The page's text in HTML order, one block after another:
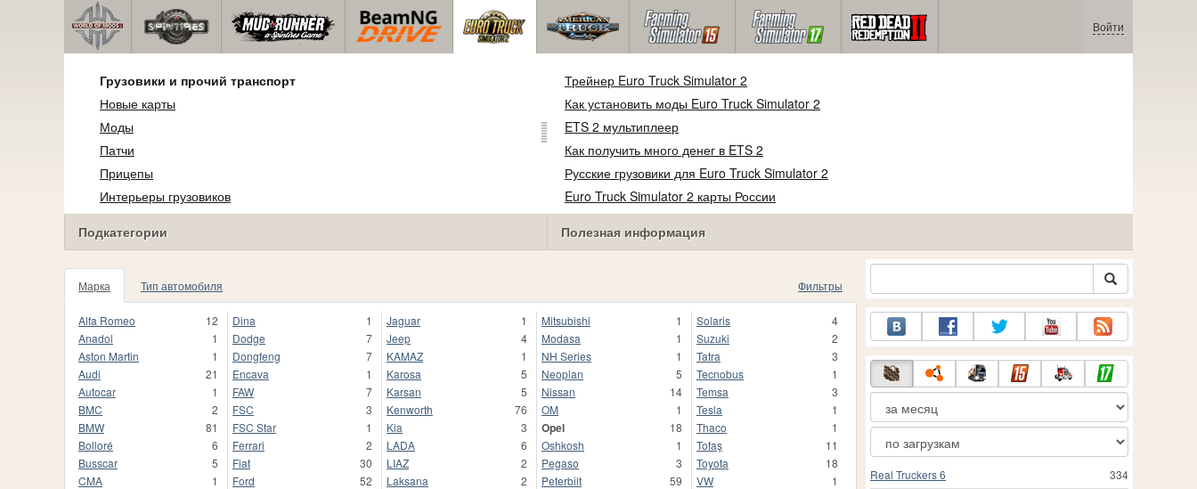
Войти
Грузовики и прочий транспорт
Новые карты
Моды
Патчи
Прицепы
Интерьеры грузовиков
Подкатегории
Трейнер Euro Truck Simulator 2
Как установить моды Euro Truck Simulator 2
ETS 2 мультиплеер
Как получить много денег в ETS 2
Русские грузовики для Euro Truck Simulator 2
Euro Truck Simulator 2 карты России
Полезная информация
Марка Тип автомобиля Фильтры
Alfa Romeo
12
Anadol
1
Aston Martin
1
Audi
21
Autocar
1
BMC
2
BMW
81
Bolloré
6
Busscar
5
CMA
1
Dina
1
Dodge
7
Dongfeng
7
Encava
1
FAW
7
FSC
3
FSC Star
1
Ferrari
2
Fiat
30
Ford
52
Jaguar
1
Jeep
4
KAMAZ
1
Karosa
5
Karsan
5
Kenworth
76
Kia
3
LADA
6
LIAZ
2
Laksana
2
Mitsubishi
1
Modasa
1
NH Series
1
Neoplan
5
Nissan
14
OM
1
Opel
18
Oshkosh
1
Pegaso
3
Peterbilt
59
Solaris
4
Suzuki
2
Tatra
3
Tecnobus
1
Temsa
3
Tesla
1
Thaco
1
Tofaş
11
Toyota
18
VW
1
334
Real Truckers 6